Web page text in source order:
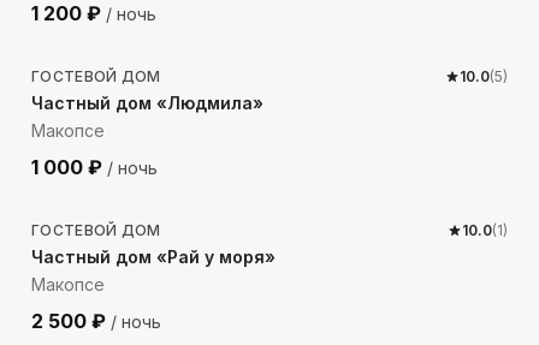
1 200 ₽ / ночь
484 м до моря
ГОСТЕВОЙ ДОМ 10.0(5)
Частный дом «Людмила»
Макопсе
1 000 ₽ / ночь
416м до моря
ГОСТЕВОЙ ДОМ 10.0(1)
Частный дом «Рай у моря»
Макопсе
2 500 ₽ / ночь
215м до моря